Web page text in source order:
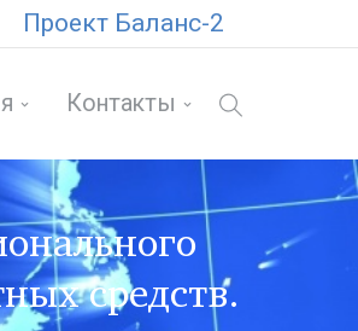
Проект Баланс-2
Контакты
средств.